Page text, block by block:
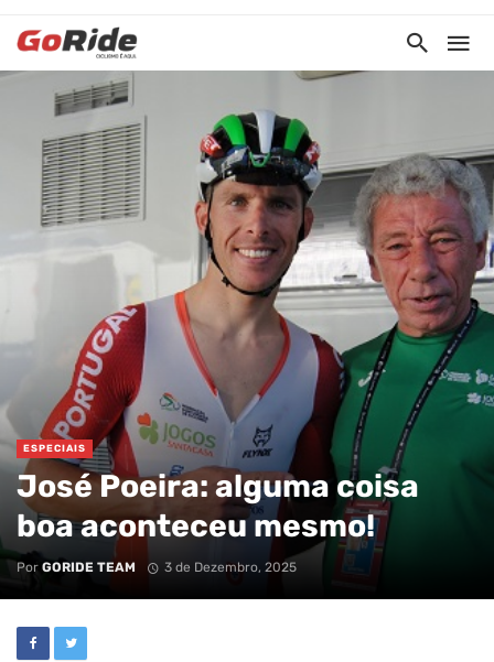
ESPECIAIS
José Poeira: alguma coisa
boa aconteceu mesmo!
Por GORIDE TEAM 3 de Dezembro, 2025